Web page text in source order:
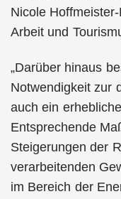
Nicole
Arbeit und
„Darüber hinaus
Notwendigkeit zur
auch ein
Entsprechende
Steigerungen der
verarbeitenden
im Bereich der